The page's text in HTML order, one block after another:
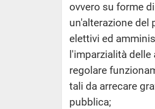
ovvero su forme
un'alterazione del
elettivi ed
l'imparzialità
regolare
tali da arrecare
pubblica;